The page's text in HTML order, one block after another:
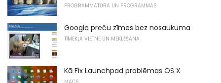
PROGRAMMATŪRA UN PROGRAMMAS
Google preču zīmes bez nosaukuma
TĪMEKĻA VIETNE UN MEKLĒŠANA
Kā Fix Launchpad problēmas OS X